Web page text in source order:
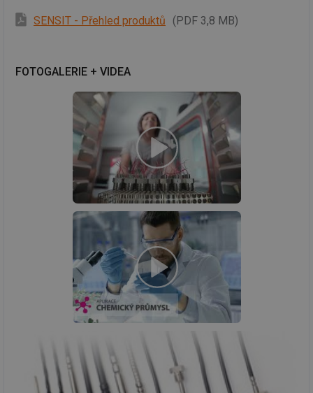
SENSIT - Přehled produktů (PDF 3,8 MB)
FOTOGALERIE + VIDEA